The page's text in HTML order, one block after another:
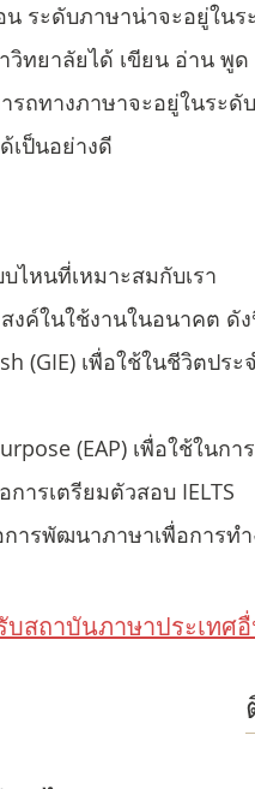
น ระดับภาษาน่าจะอยู่ใ
วิทยาลัยได้ เขียน อ่าน
รถทางภาษาจะอยู่ในระ
เป็นอย่างดี
ไหนที่เหมาะสมกับเรา
งค์ในใช้งานในอนาคต ดั
(GIE) เพื่อใช้ในชีวิตปร
(EAP) เพื่อใช้ใน
การเตรียมตัวสอบ IELTS
ารพัฒนาภาษาเพื่อการท
บสถาบันภาษาประเทศ